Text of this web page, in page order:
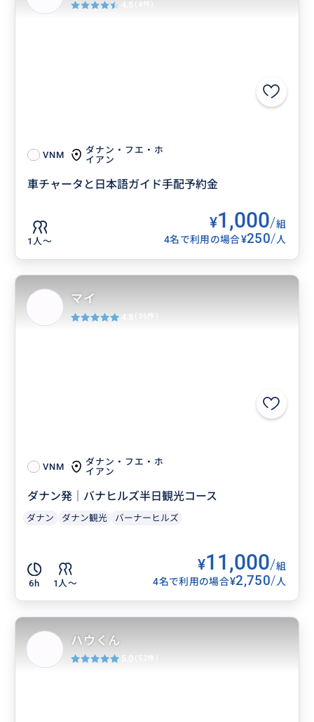
VNM
ダナン・フエ・ホ
イアン
車チャータと日本語ガイド手配予約金
1人〜
¥1,000/組
4名で利用の場合¥250/人
4.5 (4件)
VNM
ダナン・フエ・ホ
イアン
ダナン発｜バナヒルズ半日観光コース
ダナン ダナン観光 バーナーヒルズ
6h 1人〜
¥11,000/組
4名で利用の場合¥2,750/人
マイ
4.8
ハウくん
5.0 (52件)